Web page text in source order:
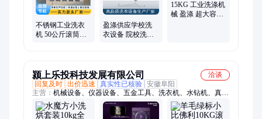
不锈钢工业洗衣
机 50公斤滚筒水
盈涤供应学校洗
衣设备 院校洗涤
15KG 工业洗涤机
械 盈涤 超大容量
颍上乐投科技发展有限公司
洽谈
回复及时 出价迅速 真实性已核验 安徽阜阳
主营： 机械设备、仪器设备、五金工具、洗衣机、水钻机、真空
干燥箱、水电钻孔机、金属探测器、腻子粉搅拌机、管线仪、粮
食筛选机、激光热感夜视仪、紫外打标机、激光雕刻机、空气净